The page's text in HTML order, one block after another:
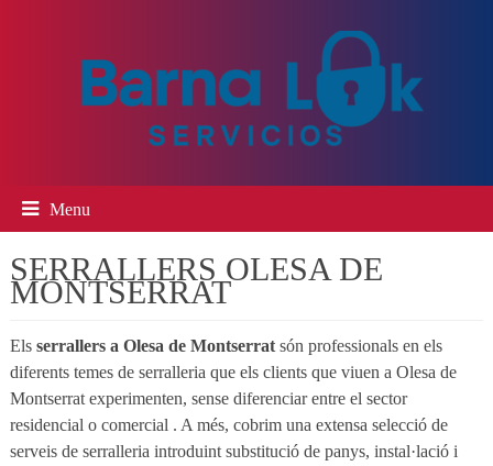
Menu
SERRALLERS OLESA DE
MONTSERRAT
Els serrallers a Olesa de Montserratsón professionals en els
diferents temes de serralleria que els clients que viuen a Olesa de
Montserrat experimenten, sense diferenciar ​​entre el sector
residencial o comercial . A més, cobrim una extensa selecció de
serveis de serralleria introduint substitució de panys, instal·lació i